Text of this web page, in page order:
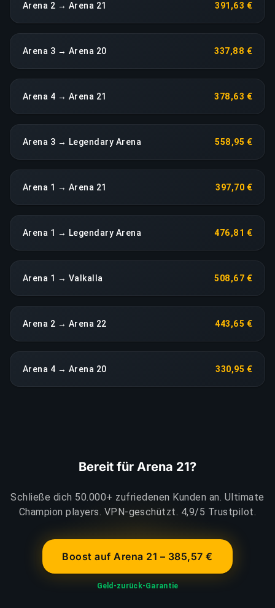
Arena 2 → Arena 21 391,63 €
Arena 3 → Arena 20 337,88 €
Arena 4 → Arena 21 378,63 €
Arena 3 → Legendary Arena 558,95 €
Arena 1 → Arena 21 397,70 €
Arena 1 → Legendary Arena 476,81 €
Arena 1 → Valkalla 508,67 €
Arena 2 → Arena 22 443,65 €
Arena 4 → Arena 20 330,95 €
Bereit für Arena 21?
Schließe dich 50.000+ zufriedenen Kunden an. Ultimate
Champion players. VPN-geschützt. 4,9/5 Trustpilot.
Boost auf Arena 21 – 385,57 €
Geld-zurück-Garantie